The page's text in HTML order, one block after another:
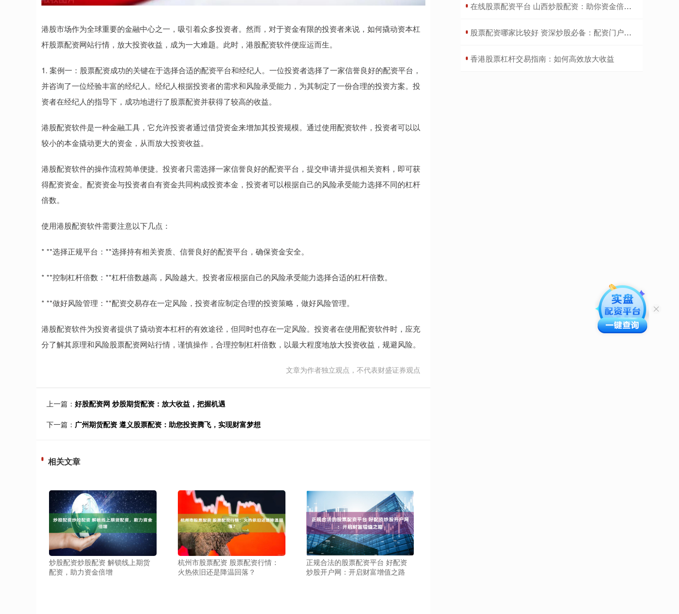
港股市场作为全球重要的金融中心之一，吸引着众多投资者。然而，对于资金有限的投资者来说，如何撬动资本杠
杆股票配资网站行情，放大投资收益，成为一大难题。此时，港股配资软件便应运而生。
1. 案例一：股票配资成功的关键在于选择合适的配资平台和经纪人。一位投资者选择了一家信誉良好的配资平台，
并咨询了一位经验丰富的经纪人。经纪人根据投资者的需求和风险承受能力，为其制定了一份合理的投资方案。投
资者在经纪人的指导下，成功地进行了股票配资并获得了较高的收益。
港股配资软件是一种金融工具，它允许投资者通过借贷资金来增加其投资规模。通过使用配资软件，投资者可以以
较小的本金撬动更大的资金，从而放大投资收益。
港股配资软件的操作流程简单便捷。投资者只需选择一家信誉良好的配资平台，提交申请并提供相关资料，即可获
得配资资金。配资资金与投资者自有资金共同构成投资本金，投资者可以根据自己的风险承受能力选择不同的杠杆
倍数。
使用港股配资软件需要注意以下几点：
* **选择正规平台：**选择持有相关资质、信誉良好的配资平台，确保资金安全。
* **控制杠杆倍数：**杠杆倍数越高，风险越大。投资者应根据自己的风险承受能力选择合适的杠杆倍数。
* **做好风险管理：**配资交易存在一定风险，投资者应制定合理的投资策略，做好风险管理。
港股配资软件为投资者提供了撬动资本杠杆的有效途径，但同时也存在一定风险。投资者在使用配资软件时，应充
分了解其原理和风险股票配资网站行情，谨慎操作，合理控制杠杆倍数，以最大程度地放大投资收益，规避风险。
文章为作者独立观点，不代表财盛证券观点
上一篇： 好股配资网 炒股期货配资：放大收益，把握机遇
下一篇： 广州期货配资 遵义股票配资：助您投资腾飞，实现财富梦想
相关文章
炒股配资炒股配资 解锁线上期货
配资，助力资金倍增
杭州市股票配资 股票配资行情：
火热依旧还是降温回落？
正规合法的股票配资平台 好配资
炒股开户网：开启财富增值之路
​在线股票配资平台 山西炒股配资：助你资金倍增，投资更轻松
​股票配资哪家比较好 资深炒股必备：配资门户，助你投资无忧
​香港股票杠杆交易指南：如何高效放大收益